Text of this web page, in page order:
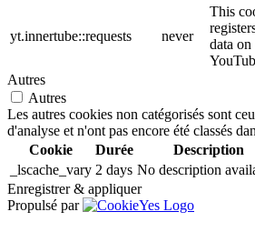
yt.innertube::requests never
This
data
Autres
Autres
Les autres cookies non catégorisés sont
d'analyse et n'ont pas encore été classés
Cookie
Durée
Description
_lscache_vary 2 days No description
Enregistrer & appliquer
Propulsé par